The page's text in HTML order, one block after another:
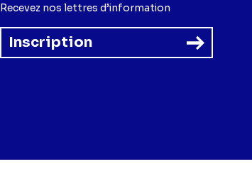
Recevez nos lettres d’information
Inscription